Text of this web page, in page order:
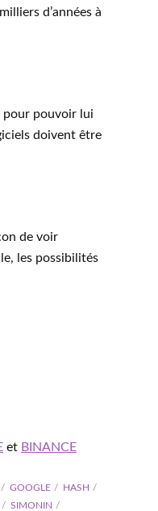
d’années à
pour pouvoir lui
doivent être
de voir
les possibilités
et BINANCE
GOOGLE
HASH
SIMONIN